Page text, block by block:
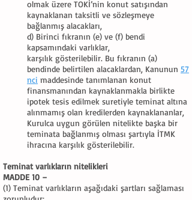
olmak üzere TOKİ’nin konut satışından
kaynaklanan taksitli ve sözleşmeye
bağlanmış alacakları,
d) Birinci fıkranın (e) ve (f) bendi
kapsamındaki varlıklar,
karşılık gösterilebilir. Bu fıkranın (a)
bendinde belirtilen alacaklardan, Kanunun 57
nci maddesinde tanımlanan konut
finansmanından kaynaklanmakla birlikte
ipotek tesis edilmek suretiyle teminat altına
alınmamış olan kredilerden kaynaklananlar,
Kurulca uygun görülen nitelikte başka bir
teminata bağlanmış olması şartıyla İTMK
ihracına karşılık gösterilebilir.
Teminat varlıkların nitelikleri
MADDE 10 –
(1) Teminat varlıkların aşağıdaki şartları sağlaması